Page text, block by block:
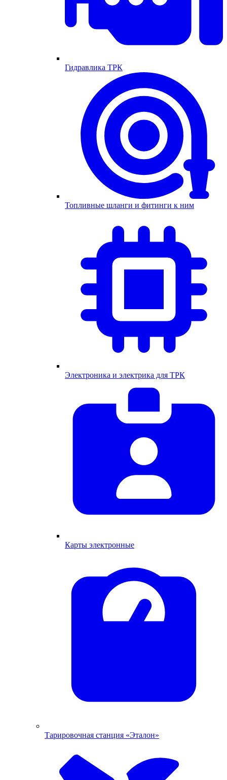
Гидравлика ТРК
Топливные шланги и фитинги к ним
Электроника и электрика для ТРК
Карты электронные
Тарировочная станция «Эталон»